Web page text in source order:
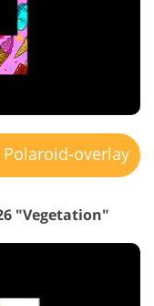
Polaroid-overlay
"Vegetation"